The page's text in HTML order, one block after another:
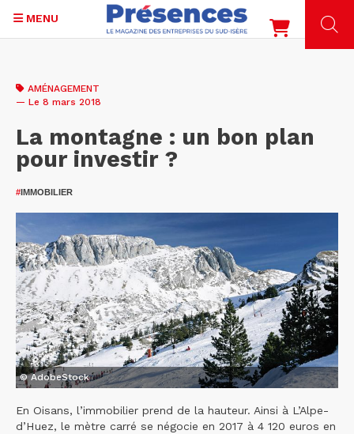
contenu
MENU
AMÉNAGEMENT
— Le 8 mars 2018
La montagne : un bon plan
pour investir ?
#IMMOBILIER
© AdobeStock
En Oisans, l’immobilier prend de la hauteur. Ainsi à L’Alpe-
d’Huez, le mètre carré se négocie en 2017 à 4 120 euros en